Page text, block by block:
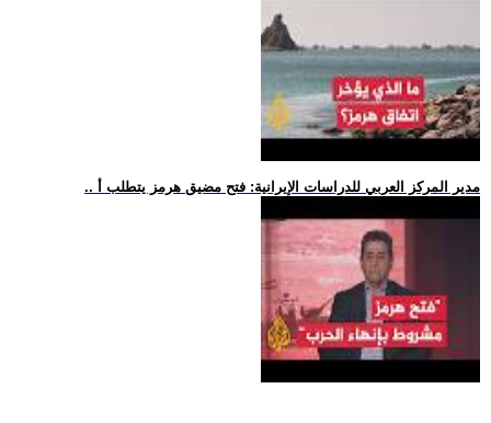
.. مدير المركز العربي للدراسات الإيرانية: فتح مضيق هرمز يتطلب أ